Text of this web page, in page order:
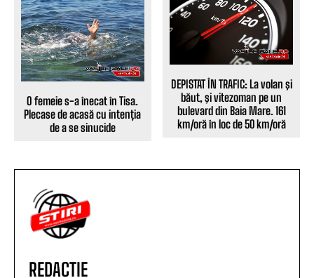
O femeie s-a înecat în Tisa.
Plecase de acasă cu intenția
de a se sinucide
DEPISTAT ÎN TRAFIC: La volan şi
băut, şi vitezoman pe un
bulevard din Baia Mare. 161
km/oră în loc de 50 km/oră
REDACTIE